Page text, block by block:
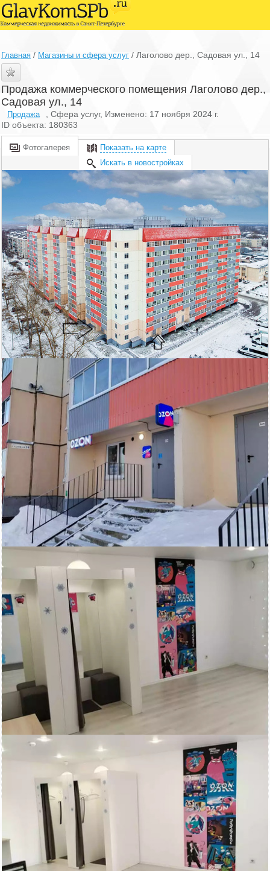
Главная / Магазины и сфера услуг / Лаголово дер., Садовая ул., 14
Продажа коммерческого помещения Лаголово дер.,
Садовая ул., 14
Продажа
, Сфера услуг, Изменено: 17 ноября 2024 г.
ID объекта: 180363
Фотогалерея
Показать на карте
Искать в новостройках
Ломоносовский район
Площадь
14 500
тыс. руб
Адвекс
Электричество: есть
Отопление: есть
Канализация: есть
Этаж: 1
Этажей всего: 9
Купить помещение для сферы услуг:
Ломоносовский р-н, д. Лаголово, ул. Садовая 14
Дом находится в 20 минутах езды от КАД, в 30 минутах езды от
станции метро «Проспект
Ветеранов» и аэропорта «Пулково», а также в 50 минутах от
центра Петербурга.
Деревня Лаголово имеет всю необходимую инфраструктуру.
В шаговой доступности расположены Лаголовская школа,
детский сад, Центр культуры и спорта, отделение Почты России,
кафе и конный клуб.
Территория застраивается масштабным жилым комплексом.
Общая площадь 142.8 кв. м
помещение удачно делится. В данный момент разделено на
79.8 кв. м и 63 кв. м
Два отдельных входа.
Все коммуникации.
ПОС.
30 кВт по договору.
Высота потолков 2.80 м.
Арендаторы с долгосрочными договорами.
Все подробности по телефону.
Пожаловаться на объявление
Продано
Несуществующий объект
Неверная цена
Неверный адрес